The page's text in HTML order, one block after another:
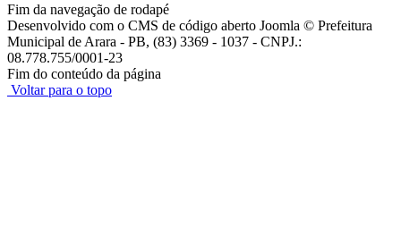
Fim da navegação de rodapé
Desenvolvido com o CMS de código aberto Joomla © Prefeitura
Municipal de Arara - PB, (83) 3369 - 1037 - CNPJ.:
08.778.755/0001-23
Fim do conteúdo da página
Voltar para o topo